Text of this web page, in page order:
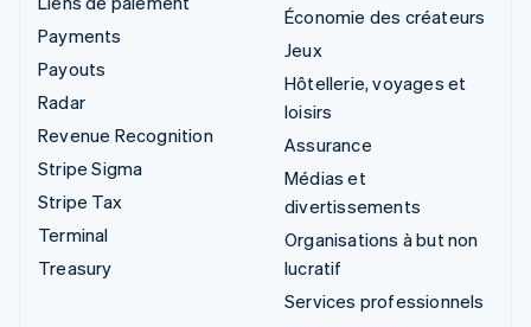
Payments
Payouts
Radar
Revenue Recognition
Stripe Sigma
Stripe Tax
Terminal
Treasury
Économie des créateurs
Jeux
Hôtellerie, voyages et
loisirs
Assurance
Médias et
divertissements
Organisations à but non
lucratif
Services professionnels